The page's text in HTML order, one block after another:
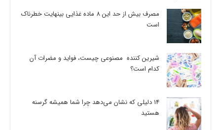
مصرف بیش از حد این 8 ماده غذایی بینهایت خطرناک
است
شیرین کننده مصنوعی چیست، فواید و مضرات آن
کدام است؟
14 دلیلی که نشان می‌دهد چرا شما همیشه گرسنه
هستید